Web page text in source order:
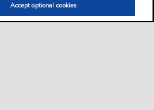
Accept optional cookies